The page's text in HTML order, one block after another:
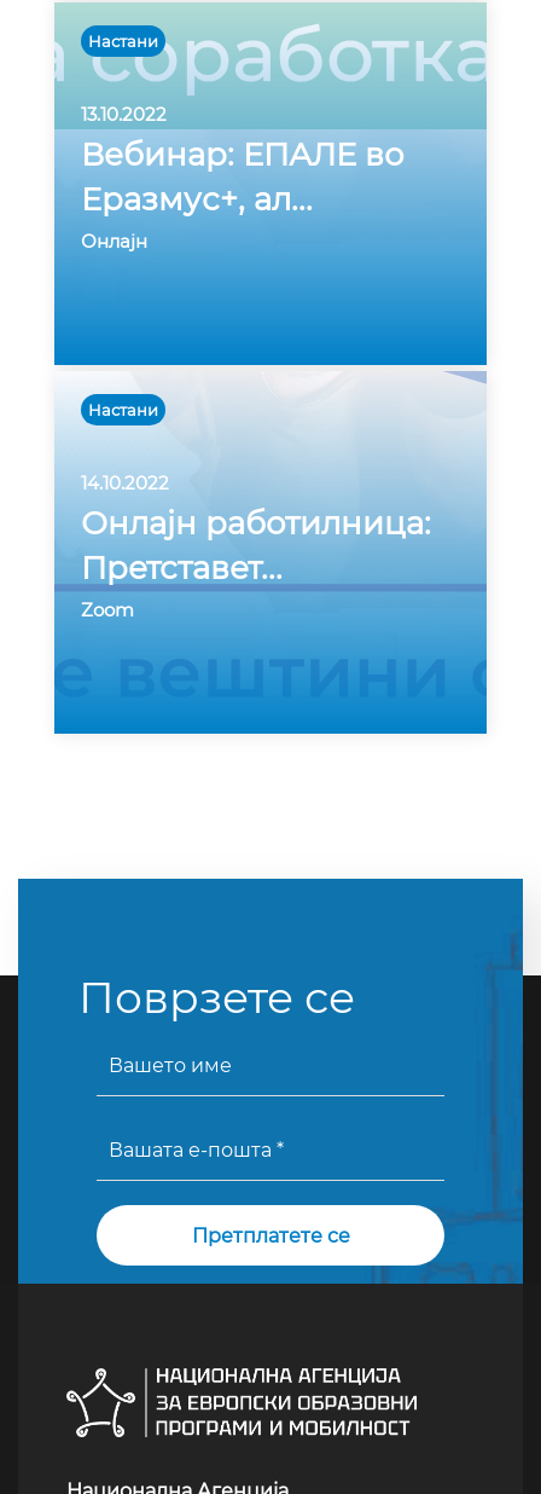
Настани
13.10.2022
Вебинар: ЕПАЛЕ во
Еразмус+, ал...
Онлајн
Настани
14.10.2022
Онлајн работилница:
Претставет...
Zoom
Поврзете се